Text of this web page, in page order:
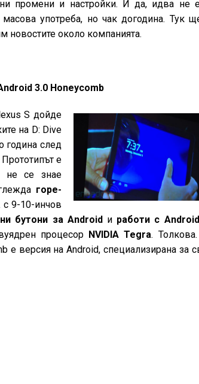
промени и настройки. И да, идва не
употреба, но чак догодина. Тук
новостите около компанията.
3.0 Honeycomb
S дойде
на D: Dive
година след
Прототипът е
не се знае
горе-
с 9-10-инчов
бутони за Androidи работи с
процесор NVIDIA Tegra.
е версия на Android, специализирана за